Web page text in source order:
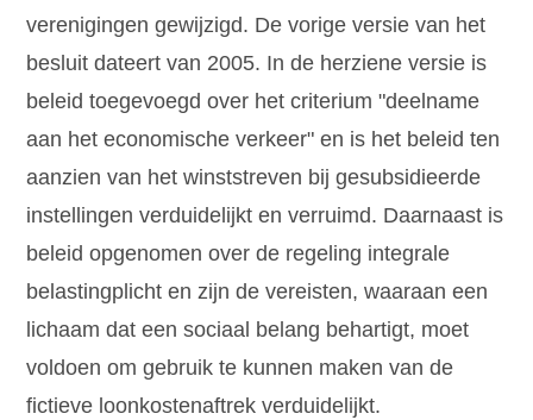
verenigingen gewijzigd. De vorige versie van het
besluit dateert van 2005. In de herziene versie is
beleid toegevoegd over het criterium "deelname
aan het economische verkeer" en is het beleid ten
aanzien van het winststreven bij gesubsidieerde
instellingen verduidelijkt en verruimd. Daarnaast is
beleid opgenomen over de regeling integrale
belastingplicht en zijn de vereisten, waaraan een
lichaam dat een sociaal belang behartigt, moet
voldoen om gebruik te kunnen maken van de
fictieve loonkostenaftrek verduidelijkt.